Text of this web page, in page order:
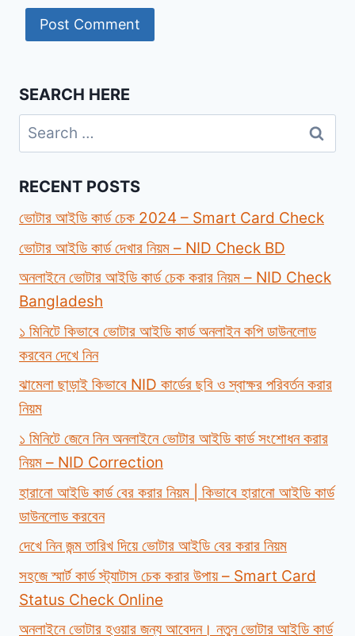
SEARCH HERE
Search
for:
RECENT POSTS
ভোটার আইডি কার্ড চেক 2024 – Smart Card Check
ভোটার আইডি কার্ড দেখার নিয়ম – NID Check BD
অনলাইনে ভোটার আইডি কার্ড চেক করার নিয়ম – NID Check
Bangladesh
১ মিনিটে কিভাবে ভোটার আইডি কার্ড অনলাইন কপি ডাউনলোড
করবেন দেখে নিন
ঝামেলা ছাড়াই কিভাবে NID কার্ডের ছবি ও স্বাক্ষর পরিবর্তন করার
নিয়ম
১ মিনিটে জেনে নিন অনলাইনে ভোটার আইডি কার্ড সংশোধন করার
নিয়ম – NID Correction
হারানো আইডি কার্ড বের করার নিয়ম | কিভাবে হারানো আইডি কার্ড
ডাউনলোড করবেন
দেখে নিন জন্ম তারিখ দিয়ে ভোটার আইডি বের করার নিয়ম
সহজে স্মার্ট কার্ড স্ট্যাটাস চেক করার উপায় – Smart Card
Status Check Online
অনলাইনে ভোটার হওয়ার জন্য আবেদন। নতুন ভোটার আইডি কার্ড